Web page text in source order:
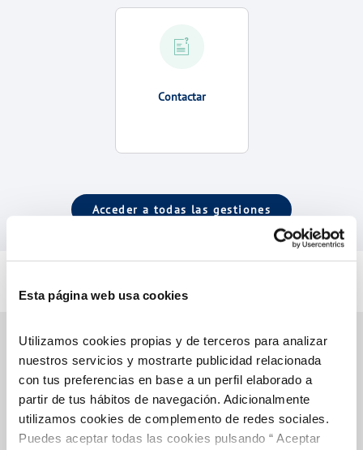
Esta página web usa cookies
Utilizamos cookies propias y de terceros para analizar
nuestros servicios y mostrarte publicidad relacionada
con tus preferencias en base a un perfil elaborado a
partir de tus hábitos de navegación. Adicionalmente
utilizamos cookies de complemento de redes sociales.
Puedes aceptar todas las cookies pulsando “ Aceptar
Contactar
Acceder a todas las gestiones
Gestiones Online
FACTURAS, PAGOS Y CONSUMOS